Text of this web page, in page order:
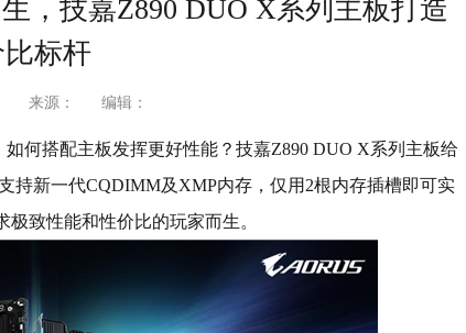
，技嘉Z890 DUO X系列主板打造
标杆
来源： 编辑：
何搭配主板发挥更好性能？技嘉Z890 DUO X系列主板给
持新一代CQDIMM及XMP内存，仅用2根内存插槽即可实
致性能和性价比的玩家而生。